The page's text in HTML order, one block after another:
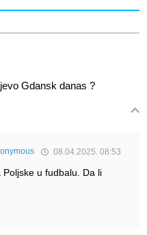
Gdansk danas ?
08.04.2025. 08:53
u fudbalu. Da li